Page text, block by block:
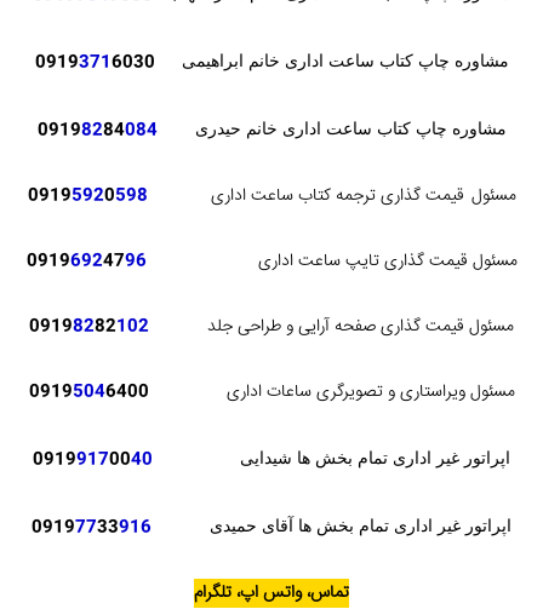
مشاوره چاپ کتاب ساعت اداری خانم ابراهیمی 3716030
مشاوره چاپ کتاب ساعت اداری خانم حیدری 0919
8284084
مسئول قیمت گذاری ترجمه کتاب ساعت اداری 09195920598
مسئول قیمت گذاری تایپ ساعت اداری 09196924796
مسئول قیمت گذاری صفحه آرایی و طراحی جلد 09198282102
مسئول ویراستاری و تصویرگری ساعات اداری 09195046400
اپراتور غیر اداری تمام بخش ها شیدایی 09199170040
اپراتور غیر اداری تمام بخش ها آقای حمیدی 09197733916
تماس، واتس اپ، تلگرام